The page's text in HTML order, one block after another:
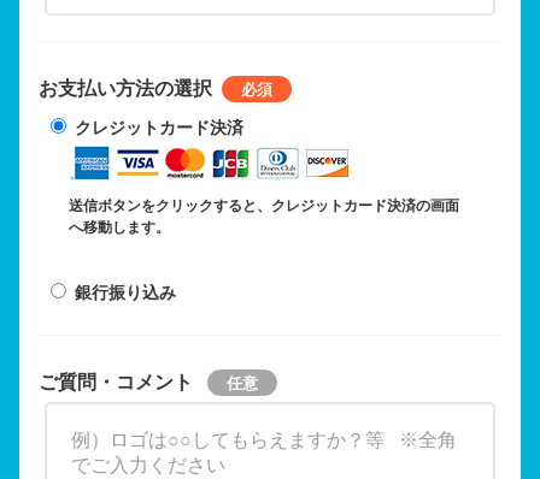
お支払い方法の選択
クレジットカード決済
送信ボタンをクリックすると、クレジットカード決済の画面
へ移動します。
銀行振り込み
ご質問・コメント